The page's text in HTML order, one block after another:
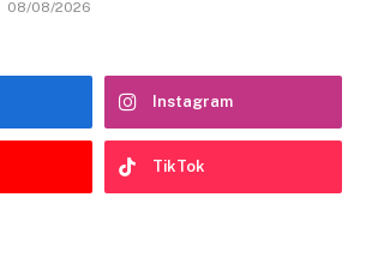
08/08/2026
Instagram
TikTok